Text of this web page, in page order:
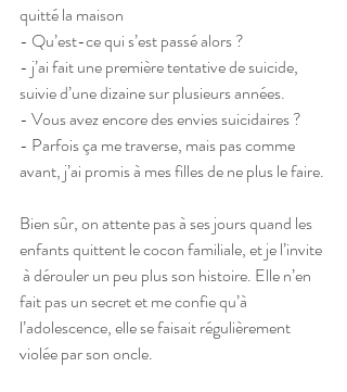
quitté la maison
- Qu’est-ce qui s’est passé alors ?
- j’ai fait une première tentative de suicide,
suivie d’une dizaine sur plusieurs années.
- Vous avez encore des envies suicidaires ?
- Parfois ça me traverse, mais pas comme
avant, j’ai promis à mes filles de ne plus le faire.
Bien sûr, on attente pas à ses jours quand les
enfants quittent le cocon familiale, et je l’invite
à dérouler un peu plus son histoire. Elle n’en
fait pas un secret et me confie qu’à
l’adolescence, elle se faisait régulièrement
violée par son oncle.